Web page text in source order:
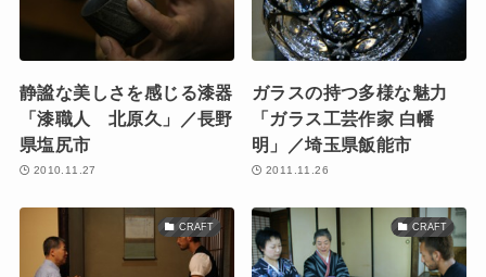
静謐な美しさを感じる漆器
「漆職人 北原久」／長野
県塩尻市
2010.11.27
ガラスの持つ多様な魅力
「ガラス工芸作家 白幡
明」／埼玉県飯能市
2011.11.26
CRAFT CRAFT